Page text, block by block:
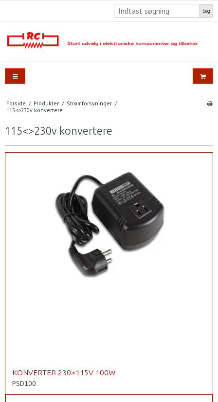
Søg
Forside / Produkter / Strømforsyninger /
115<>230v konvertere
115<>230v konvertere
KONVERTER 230>115V 100W
PSD100